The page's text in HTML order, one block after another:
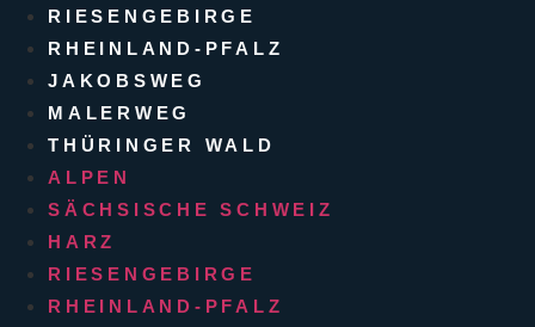
RIESENGEBIRGE
RHEINLAND-PFALZ
JAKOBSWEG
MALERWEG
THÜRINGER WALD
ALPEN
SÄCHSISCHE SCHWEIZ
HARZ
RIESENGEBIRGE
RHEINLAND-PFALZ